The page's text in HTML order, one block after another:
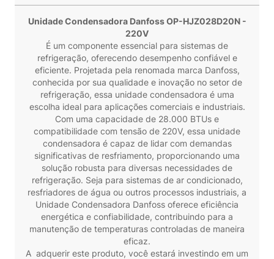
Unidade Condensadora Danfoss OP-HJZ028D20N -
220V
É um componente essencial para sistemas de
refrigeração, oferecendo desempenho confiável e
eficiente. Projetada pela renomada marca Danfoss,
conhecida por sua qualidade e inovação no setor de
refrigeração, essa unidade condensadora é uma
escolha ideal para aplicações comerciais e industriais.
Com uma capacidade de 28.000 BTUs e
compatibilidade com tensão de 220V, essa unidade
condensadora é capaz de lidar com demandas
significativas de resfriamento, proporcionando uma
solução robusta para diversas necessidades de
refrigeração. Seja para sistemas de ar condicionado,
resfriadores de água ou outros processos industriais, a
Unidade Condensadora Danfoss oferece eficiência
energética e confiabilidade, contribuindo para a
manutenção de temperaturas controladas de maneira
eficaz.
A adquerir este produto, você estará investindo em um